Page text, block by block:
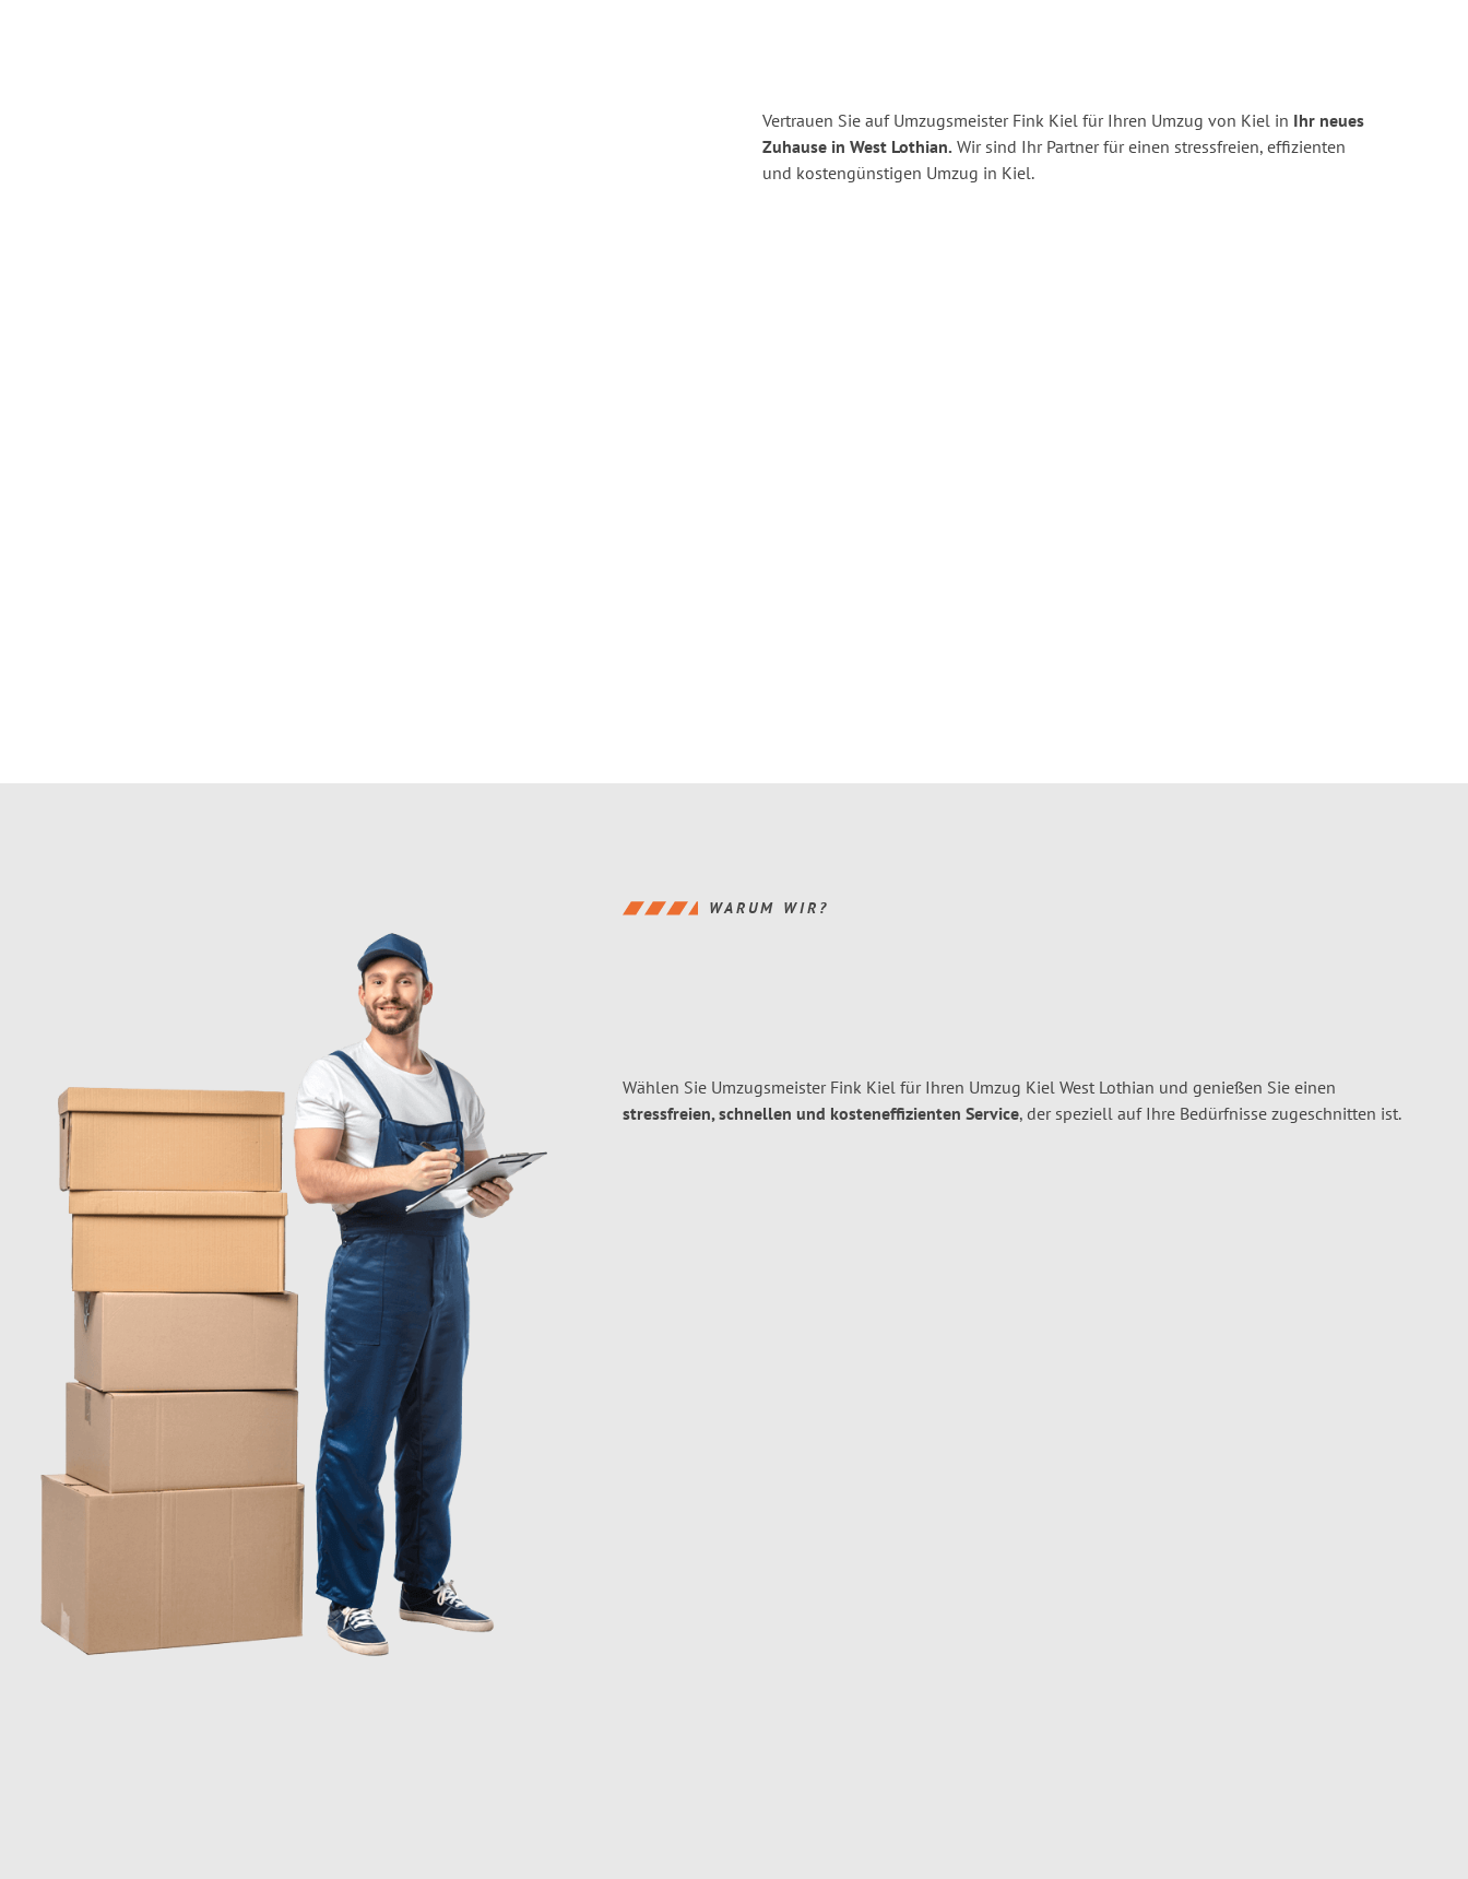
Vertrauen Sie auf Umzugsmeister Fink Kiel für Ihren Umzug von Kiel in Ihr neues
Zuhause in West Lothian. Wir sind Ihr Partner für einen stressfreien, effizienten
und kostengünstigen Umzug in Kiel.
WARUM WIR?
Wählen Sie Umzugsmeister Fink Kiel für Ihren Umzug Kiel West Lothian und genießen Sie einen
stressfreien, schnellen und kosteneffizienten Service, der speziell auf Ihre Bedürfnisse zugeschnitten ist.